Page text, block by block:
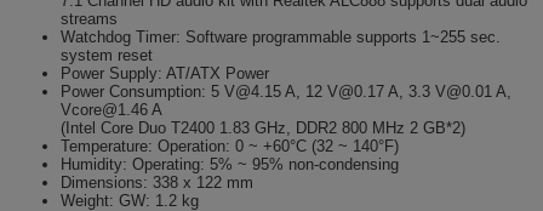
streams
Watchdog Timer: Software programmable supports 1~255 sec.
system reset
Power Supply: AT/ATX Power
Power Consumption: 5 V@4.15 A, 12 V@0.17 A, 3.3 V@0.01 A,
Vcore@1.46 A
(Intel Core Duo T2400 1.83 GHz, DDR2 800 MHz 2 GB*2)
Temperature: Operation: 0 ~ +60°C (32 ~ 140°F)
Humidity: Operating: 5% ~ 95% non-condensing
Dimensions: 338 x 122 mm
Weight: GW: 1.2 kg